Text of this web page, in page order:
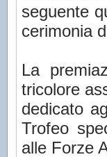
seguente
cerimonia
La
tricolore
dedicato
Trofeo
alle Forze